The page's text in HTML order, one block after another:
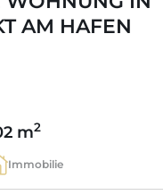
AM HAFEN
m2
Immobilie